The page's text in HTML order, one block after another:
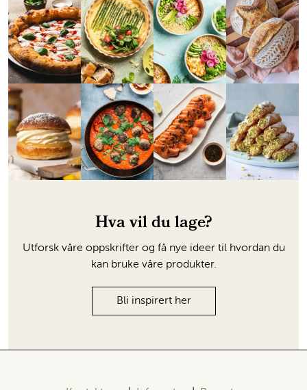
Hva vil du lage?
Utforsk våre oppskrifter og få nye ideer til hvordan du
kan bruke våre produkter.
Bli inspirert her